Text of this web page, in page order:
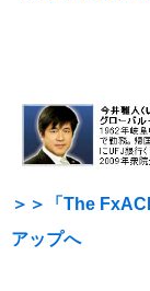
＞＞「The
アップへ